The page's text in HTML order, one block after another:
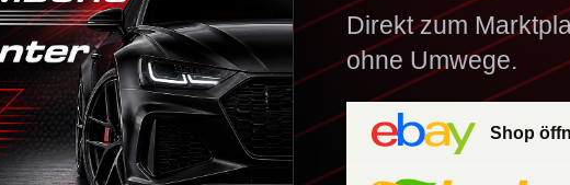
Direkt zum
ohne Umwege.
Shop